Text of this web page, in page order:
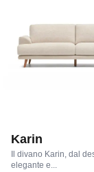
Karin
Il divano Karin, dal
elegante e...